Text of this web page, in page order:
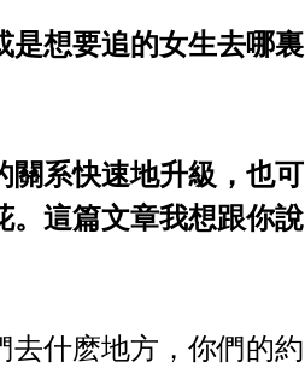
是想要追的女生去哪裏
關系快速地升級，也可
。這篇文章我想跟你說
什麽地方，你們的約